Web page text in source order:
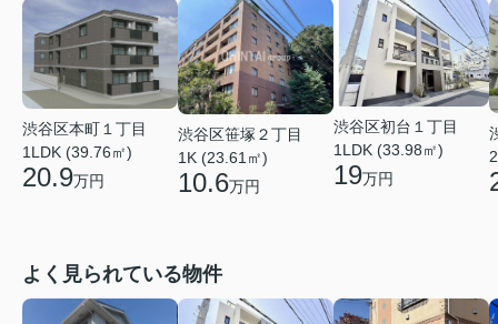
渋谷区本町１丁目
1LDK (39.76㎡)
20.9万円
渋谷区笹塚２丁目
1K (23.61㎡)
10.6万円
渋谷区初台１丁目
1LDK (33.98㎡)
19万円
よく見られている物件